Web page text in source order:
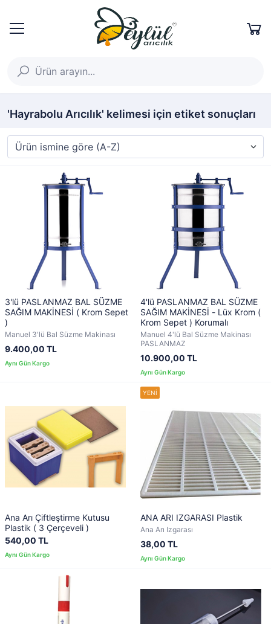
'Hayrabolu Arıcılık' kelimesi için etiket sonuçları
3'lü PASLANMAZ BAL SÜZME
SAĞIM MAKİNESİ ( Krom Sepet
)
Manuel 3'lü Bal Süzme Makinası
9.400,00 TL
4'lü PASLANMAZ BAL SÜZME
SAĞIM MAKİNESİ - Lüx Krom (
Krom Sepet ) Korumalı
Manuel 4'lü Bal Süzme Makinası
PASLANMAZ
10.900,00 TL
Ana Arı Çiftleştirme Kutusu
Plastik ( 3 Çerçeveli )
540,00 TL
ANA ARI IZGARASI Plastik
Ana Arı Izgarası
38,00 TL